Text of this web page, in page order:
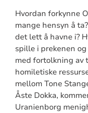
Hvordan forkynne
mange hensyn å
det lett å havne i?
spille i prekenen
med fortolkning av
homiletiske
mellom Tone
Åste Dokka,
Uranienborg